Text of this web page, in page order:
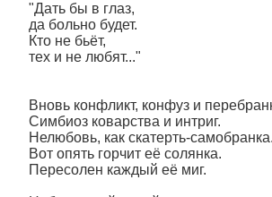
"Дать бы в глаз,
да больно будет.
Кто не бьёт,
тех и не любят..."
Вновь конфликт, конфуз и
Симбиоз коварства и интриг.
Нелюбовь, как скатерть-самобранка.
Вот опять горчит её солянка.
Пересолен каждый её миг.